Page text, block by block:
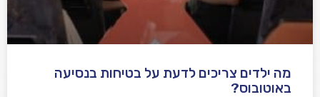
מה ילדים צריכים לדעת על בטיחות בנסיעה
באוטובוס?